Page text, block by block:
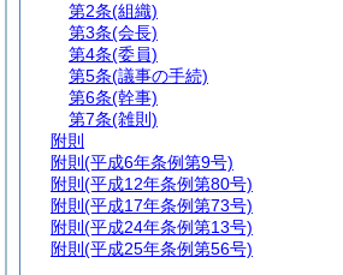
第2条(組織)
第3条(会長)
第4条(委員)
第5条(議事の手続)
第6条(幹事)
第7条(雑則)
附則
附則 (平成6年条例第9号)
附則 (平成12年条例第80号)
附則 (平成17年条例第73号)
附則 (平成24年条例第13号)
附則 (平成25年条例第56号)